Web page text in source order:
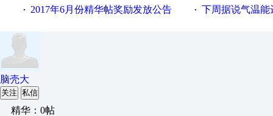
· 2017年6月份精华帖奖励发放公告 · 下周据说气温能
脑壳大
关注 私信
精华：0帖